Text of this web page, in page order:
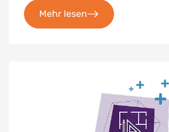
Mehr lesen